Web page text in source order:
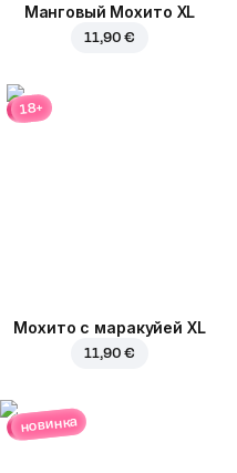
Манговый Мохито XL
11,90 €
18+
Мохито с маракуйей XL
11,90 €
новинка